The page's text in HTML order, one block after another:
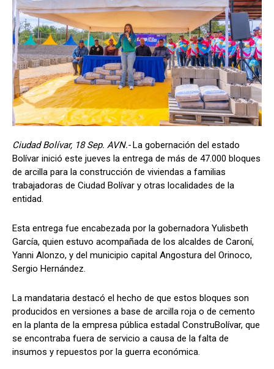
Ciudad Bolívar, 18 Sep. AVN.-La gobernación del estado
Bolívar inició este jueves la entrega de más de 47.000 bloques
de arcilla para la construcción de viviendas a familias
trabajadoras de Ciudad Bolívar y otras localidades de la
entidad.
Esta entrega fue encabezada por la gobernadora Yulisbeth
García, quien estuvo acompañada de los alcaldes de Caroní,
Yanni Alonzo, y del municipio capital Angostura del Orinoco,
Sergio Hernández.
La mandataria destacó el hecho de que estos bloques son
producidos en versiones a base de arcilla roja o de cemento
en la planta de la empresa pública estadal ConstruBolívar, que
se encontraba fuera de servicio a causa de la falta de
insumos y repuestos por la guerra económica.